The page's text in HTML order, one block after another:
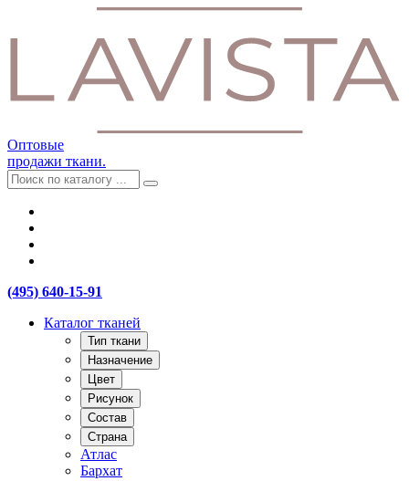
Оптовые
продажи ткани.
(495) 640-15-91
Каталог тканей
Тип ткани
Назначение
Цвет
Рисунок
Состав
Страна
Атлас
Бархат